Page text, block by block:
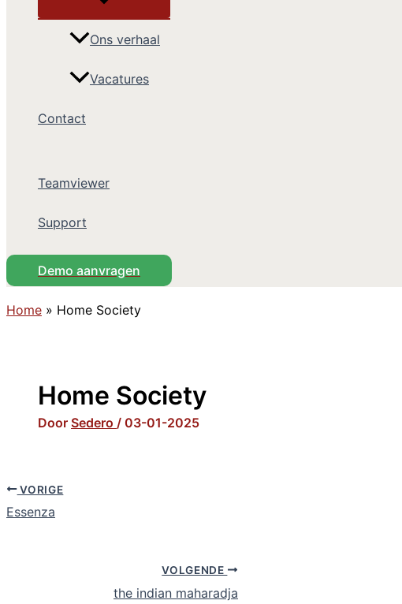
Ons verhaal
Vacatures
Contact
Teamviewer
Support
Demo aanvragen
Home » Home Society
Home Society
Door Sedero / 03-01-2025
VORIGE
Essenza
VOLGENDE
the indian maharadja